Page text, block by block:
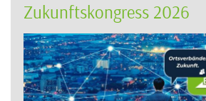
Zukunftskongress 2026